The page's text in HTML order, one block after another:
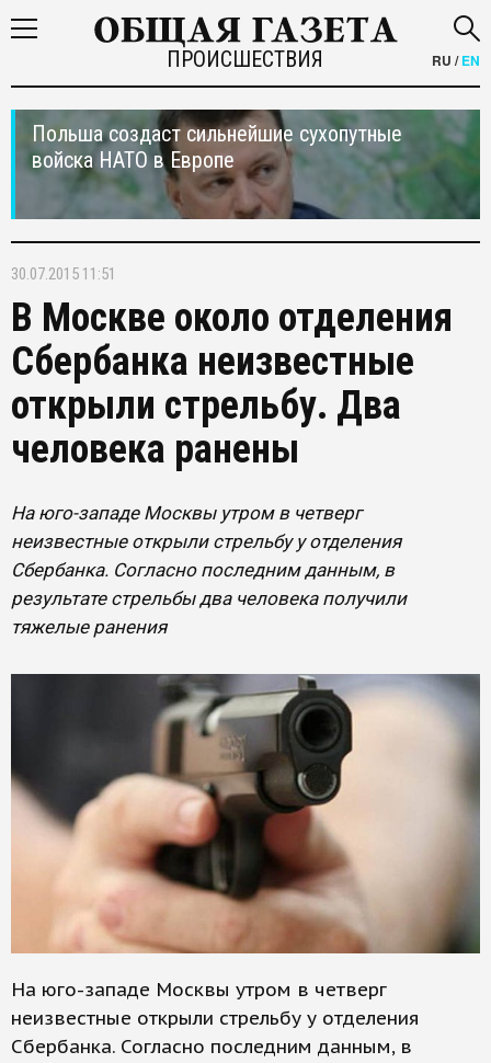
ПРОИСШЕСТВИЯ RU /EN
Польша создаст сильнейшие сухопутные
войска НАТО в Европе
30.07.2015 11:51
В Москве около отделения
Сбербанка неизвестные
открыли стрельбу. Два
человека ранены
На юго-западе Москвы утром в четверг
неизвестные открыли стрельбу у отделения
Сбербанка. Согласно последним данным, в
результате стрельбы два человека получили
тяжелые ранения
На юго-западе Москвы утром в четверг
неизвестные открыли стрельбу у отделения
Сбербанка. Согласно последним данным, в